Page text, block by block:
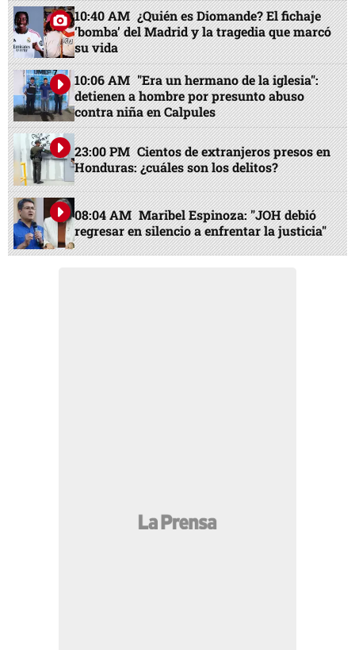
10:40 AM ¿Quién es Diomande? El fichaje
‘bomba’ del Madrid y la tragedia que marcó
su vida
10:06 AM "Era un hermano de la iglesia":
detienen a hombre por presunto abuso
contra niña en Calpules
23:00 PM Cientos de extranjeros presos en
Honduras: ¿cuáles son los delitos?
08:04 AM Maribel Espinoza: "JOH debió
regresar en silencio a enfrentar la justicia"